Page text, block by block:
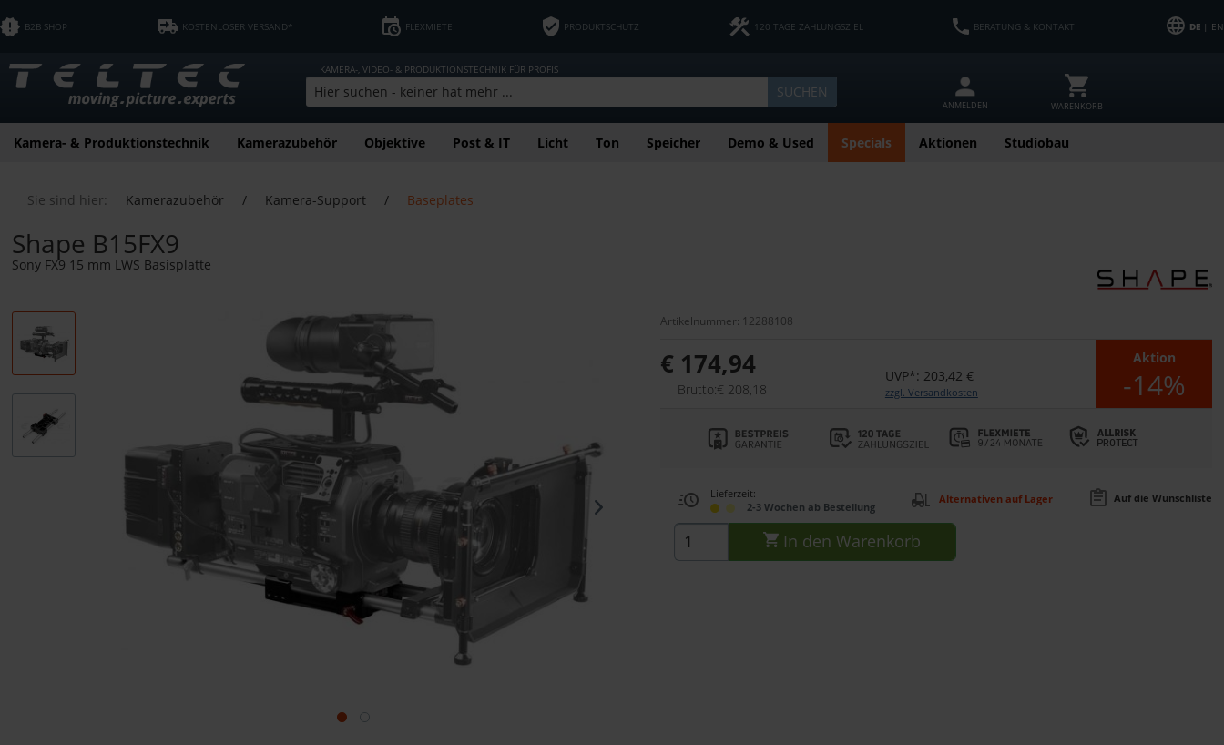
B2B SHOP KOSTENLOSER VERSAND* FLEXMIETE PRODUKTSCHUTZ 120 TAGE ZAHLUNGSZIEL BERATUNG & KONTAKT DE| EN
KAMERA-, VIDEO- & PRODUKTIONSTECHNIK FÜR PROFIS
SUCHEN
ANMELDEN WARENKORB
Kamera- & Produktionstechnik Kamerazubehör Objektive Post & IT Licht Ton Speicher Demo & Used Specials Aktionen Studiobau
Sie sind hier: Kamerazubehör / Kamera-Support / Baseplates
Shape B15FX9
Sony FX9 15 mm LWS Basisplatte
Artikelnummer: 12288108
€ 174,94
Brutto:€ 208,18
UVP*: 203,42 €
zzgl. Versandkosten
Aktion
-14%
Lieferzeit:
2-3 Wochen ab Bestellung
Alternativen auf Lager Auf die Wunschliste
In den Warenkorb